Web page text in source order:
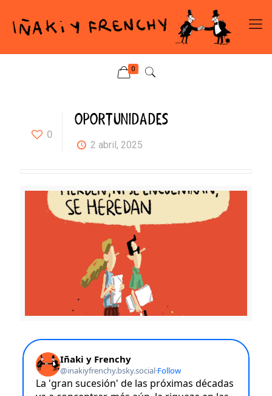
0
0
OPORTUNIDADES
2 abril, 2025